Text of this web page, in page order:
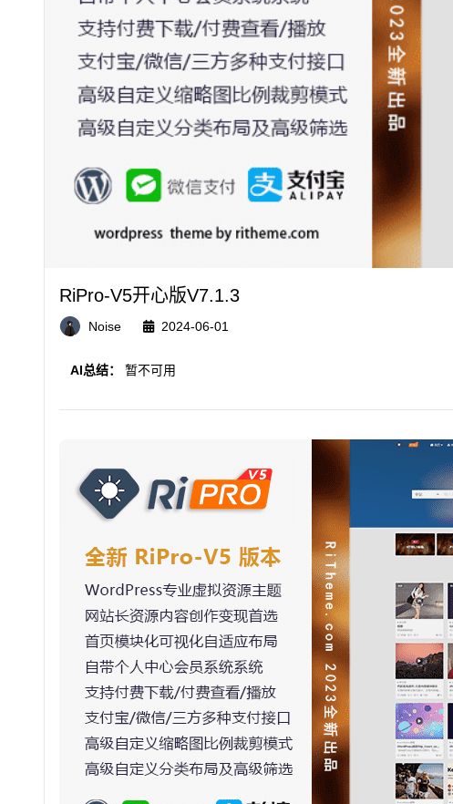
RiPro-V5开心版V7.1.3
Noise 2024-06-01
AI总结： 暂不可用